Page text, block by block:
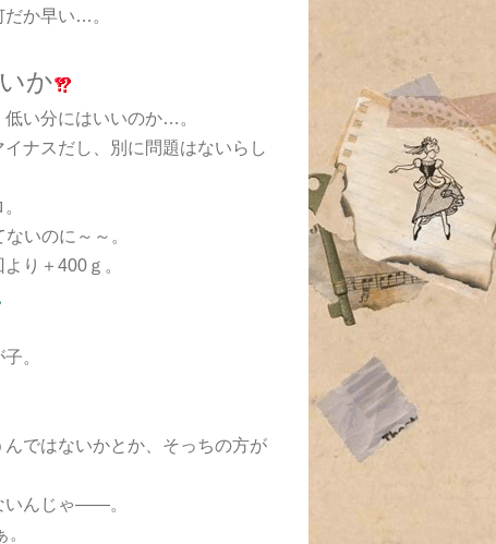
か早い…。
か
い分にはいいのか…。
ナスだし、別に問題はないらし
いのに～～。
り＋400ｇ。
。
ではないかとか、そっちの方が
いんじゃ――。